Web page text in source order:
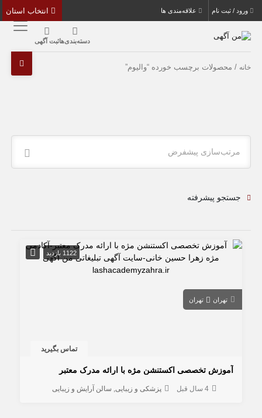
ورود / ثبت نام علاقه‌مندی ها
دسته‌بندی‌هاثبت آگهی
خانه / محصولات برچسب خورده “والیوم”
مرتب‌سازی پیشفرض
جستجو پیشرفته
1122 بازدید
تهران تهران
تماس بگیرید
آموزش تخصصی اکستنشن مژه با ارائه مدرک معتبر
4 سال قبل پزشکی و زیبایی سالن آرایش و زیبایی